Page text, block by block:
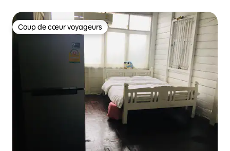
Coup de cœur voyageurs
Coup de cœur voyageurs